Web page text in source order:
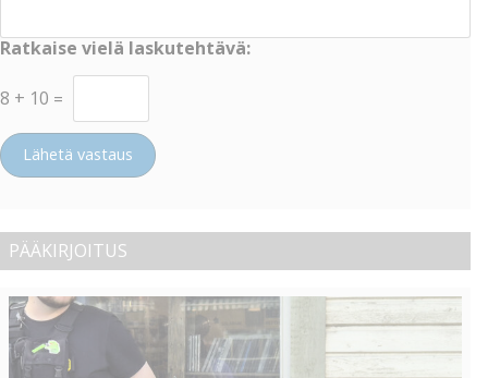
Ratkaise vielä laskutehtävä:
8 + 10 =
Lähetä vastaus
PÄÄKIRJOITUS